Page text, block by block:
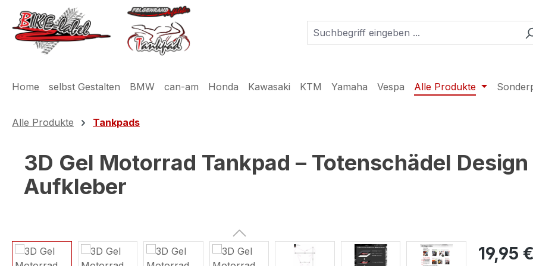
Hauptinhalt springen
Zur Suche springen
Zur Hauptnavigation springen
Home selbst Gestalten BMW can-am Honda Kawasaki KTM Yamaha Vespa Alle Produkte
Alle Produkte Tankpads
3D Gel Motorrad Tankpad – Totenschädel
Aufkleber
Bildergalerie überspringen 19,95 €